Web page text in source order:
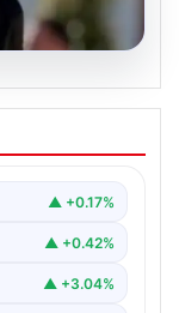
▲ +0.17%
▲ +0.42%
▲ +3.04%